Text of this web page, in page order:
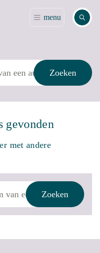
menu Zoek
Zoeken
gevonden
met andere
Zoeken